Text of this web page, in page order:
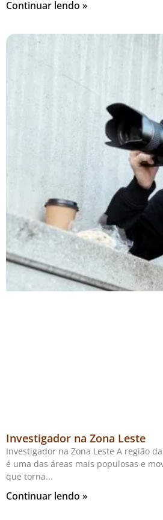
Continuar lendo »
Investigador na Zona Leste
Investigador na Zona Leste A região
é uma das áreas mais populosas e
que torna
Continuar lendo »